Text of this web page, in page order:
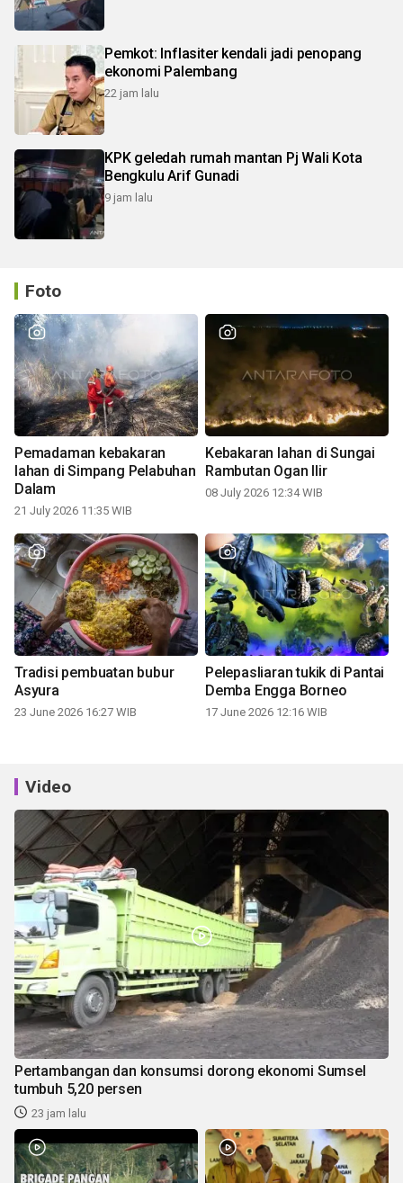
Pemkot: Inflasiter kendali jadi penopang
ekonomi Palembang
22 jam lalu
KPK geledah rumah mantan Pj Wali Kota
Bengkulu Arif Gunadi
9 jam lalu
Foto
Pemadaman kebakaran
lahan di Simpang Pelabuhan
Dalam
21 July 2026 11:35 WIB
Kebakaran lahan di Sungai
Rambutan Ogan Ilir
08 July 2026 12:34 WIB
Tradisi pembuatan bubur
Asyura
23 June 2026 16:27 WIB
Pelepasliaran tukik di Pantai
Demba Engga Borneo
17 June 2026 12:16 WIB
Video
Pertambangan dan konsumsi dorong ekonomi Sumsel
tumbuh 5,20 persen
23 jam lalu